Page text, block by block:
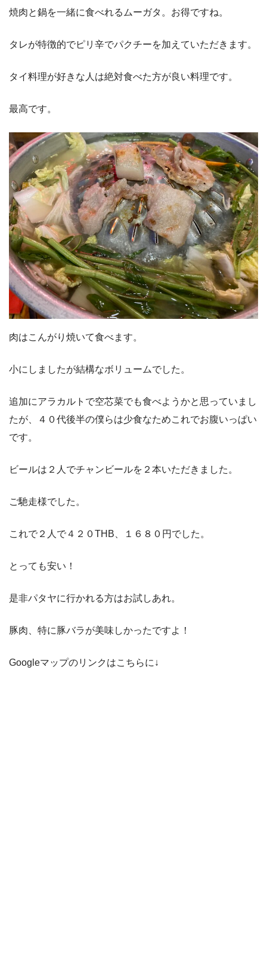
焼肉と鍋を一緒に食べれるムーガタ。お得ですね。
タレが特徴的でピリ辛でパクチーを加えていただきます。
タイ料理が好きな人は絶対食べた方が良い料理です。
最高です。
肉はこんがり焼いて食べます。
小にしましたが結構なボリュームでした。
追加にアラカルトで空芯菜でも食べようかと思っていまし
たが、４０代後半の僕らは少食なためこれでお腹いっぱい
です。
ビールは２人でチャンビールを２本いただきました。
ご馳走様でした。
これで２人で４２０THB、１６８０円でした。
とっても安い！
是非パタヤに行かれる方はお試しあれ。
豚肉、特に豚バラが美味しかったですよ！
Googleマップのリンクはこちらに↓